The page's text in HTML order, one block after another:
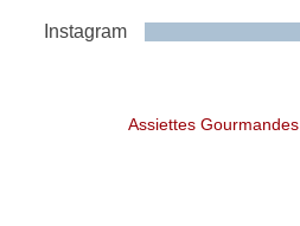
Instagram
Assiettes Gourmandes